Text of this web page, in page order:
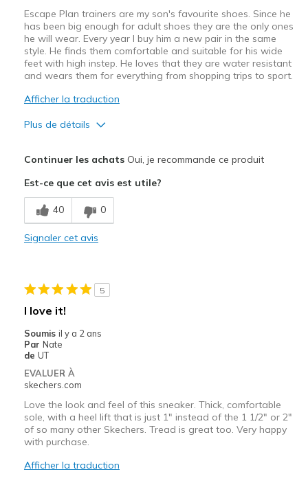
View On Shoes
I'm Into Shoes
Escape Plan trainers are my son's favourite shoes. Since he
has been big enough for adult shoes they are the only ones
he will wear. Every year I buy him a new pair in the same
style. He finds them comfortable and suitable for his wide
feet with high instep. He loves that they are water resistant
and wears them for everything from shopping trips to sport.
Afficher la traduction
Plus de détails
Les meilleures utilisations
Casual Wear
View On Shoes
Shoes are for Wearing
Continuer les achatsOui, je recommande ce produit
Est-ce que cet avis est utile?
40 0
Signaler cet avis
5
I love it!
Soumis il y a 2 ans
Par Nate
de UT
EVALUER À
skechers.com
Love the look and feel of this sneaker. Thick, comfortable
sole, with a heel lift that is just 1" instead of the 1 1/2" or 2"
of so many other Skechers. Tread is great too. Very happy
with purchase.
Afficher la traduction